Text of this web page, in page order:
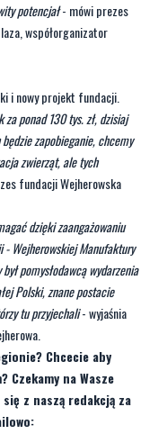
potencjał- mówi prezes
współorganizator
i nowy projekt fundacji.
ponad 130 tys. zł, dzisiaj
zapobieganie, chcemy
zwierząt, ale tych
fundacji Wejherowska
dzięki zaangażowaniu
Wejherowskiej Manufaktury
pomysłodawcą wydarzenia
Polski, znane postacie
tu przyjechali- wyjaśnia
Chcecie aby
Czekamy na Wasze
z naszą redakcją za